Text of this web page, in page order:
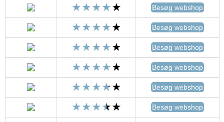
Besøg webshop
Besøg webshop
Besøg webshop
Besøg webshop
Besøg webshop
Besøg webshop